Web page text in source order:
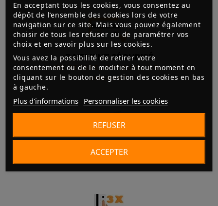
En acceptant tous les cookies, vous consentez au
dépôt de l’ensemble des cookies lors de votre
navigation sur ce site. Mais vous pouvez également
choisir de tous les refuser ou de paramétrer vos
choix et en savoir plus sur les cookies.
Vous avez la possibilité de retirer votre
consentement ou de le modifier à tout moment en
cliquant sur le bouton de gestion des cookies en bas
à gauche.
Plus d'informations Personnaliser les cookies
REFUSER
ACCEPTER
PAIEMENT SÉCURISÉ
3D SECURE, CHÈQUES, CB,
VIREMENT
LIVRAISON